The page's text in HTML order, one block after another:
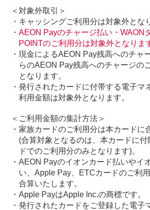
＜対象外取引＞
・キャッシングご利用分は対象外とな
・AEON Payのチャージ払い・WAON
POINTのご利用分は対象外となりま
・現金によるAEON Pay残高へのチャ
らのAEON Pay残高へのチャージの
となります。
・発行されたカードに付帯する電子マ
利用金額は対象外となります。
＜ご利用金額の集計方法＞
・家族カードのご利用分は本カードに
(合算対象となるのは、本カードに付
ドでのご利用分のみとなります)。
・AEON Payのイオンカード払いやイ
い、Apple Pay、ETCカードのご利
合算いたします。
・Apple PayはApple Inc.の商標です。
・発行されたカードをご登録した電子